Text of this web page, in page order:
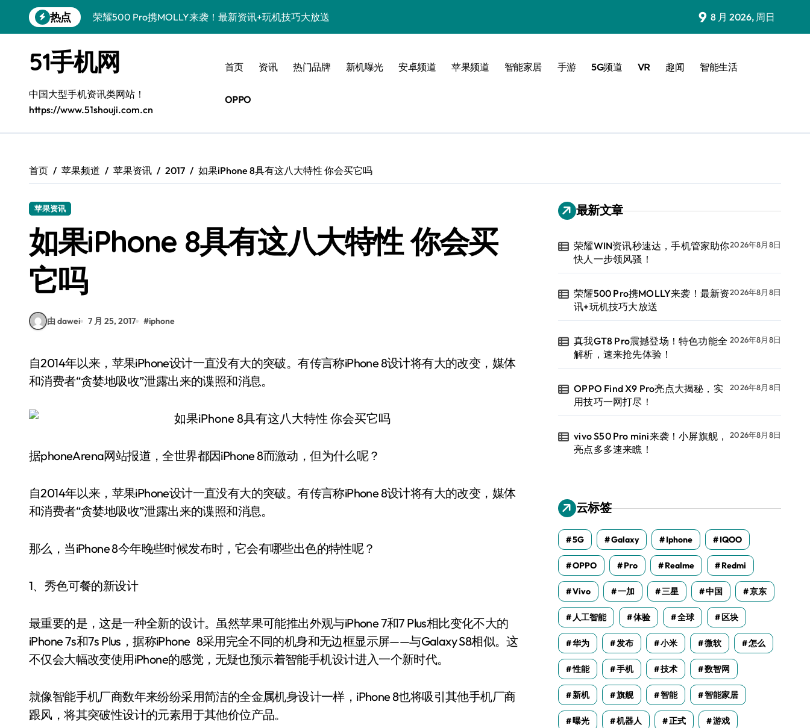
到
热点
荣耀500 Pro携MOLLY来袭！最新资讯+玩机技巧大放送
OPPO Find X9 Pro亮点大揭秘，实用技巧一网打尽！
vivo S50 Pro mini来袭！小屏旗舰，亮点多多速来瞧！
REDMI K90深度揭秘！超强配置亮点，速来一睹为快！
荣耀ROBOT PHONE，智掌生活，资讯随行一手握！
华为nova 15 Ultra新功能解锁，限时优惠速抢不容错过！
荣耀WIN资讯秒速达，手机管家助你快人一步领风骚！
9 8 月 2026, 周日
51手机网
中国大型手机资讯类网站！
https://www.51shouji.com.cn
首页 资讯 热门品牌 新机曝光 安卓频道 苹果频道 智能家居 手游 5G频道 VR 趣闻 智能生活
OPPO
首页 苹果频道 苹果资讯 2017 如果iPhone 8具有这八大特性 你会买它吗
苹果资讯
如果iPhone 8具有这八大特性 你会买
它吗
由 dawei 7 月 25, 2017 #iphone
自2014年以来，苹果iPhone设计一直没有大的突破。有传言称iPhone 8设计将有大的改变，媒体
和消费者“贪婪地吸收”泄露出来的谍照和消息。
据phoneArena网站报道，全世界都因iPhone 8而激动，但为什么呢？
自2014年以来，苹果iPhone设计一直没有大的突破。有传言称iPhone 8设计将有大的改变，媒体
和消费者“贪婪地吸收”泄露出来的谍照和消息。
那么，当iPhone 8今年晚些时候发布时，它会有哪些出色的特性呢？
1、秀色可餐的新设计
最重要的是，这是一种全新的设计。虽然苹果可能推出外观与iPhone 7和7 Plus相比变化不大的
iPhone 7s和7s Plus，据称iPhone 8采用完全不同的机身和无边框显示屏——与Galaxy S8相似。这
不仅会大幅改变使用iPhone的感觉，无疑也预示着智能手机设计进入一个新时代。
就像智能手机厂商数年来纷纷采用简洁的全金属机身设计一样，iPhone 8也将吸引其他手机厂商
跟风，将其突破性设计的元素用于其他价位产品。
最新文章
荣耀WIN资讯秒速达，手机管家助你
快人一步领风骚！
2026年8月8日
荣耀500 Pro携MOLLY来袭！最新资
讯+玩机技巧大放送
2026年8月8日
真我GT8 Pro震撼登场！特色功能全
解析，速来抢先体验！
2026年8月8日
OPPO Find X9 Pro亮点大揭秘，实
用技巧一网打尽！
2026年8月8日
vivo S50 Pro mini来袭！小屏旗舰，
亮点多多速来瞧！
2026年8月8日
云标签
5G Galaxy Iphone IQOO
OPPO Pro Realme Redmi
Vivo 一加 三星 中国 京东
人工智能 体验 全球 区块
华为 发布 小米 微软 怎么
性能 手机 技术 数智网
新机 旗舰 智能 智能家居
曝光 机器人 正式 游戏